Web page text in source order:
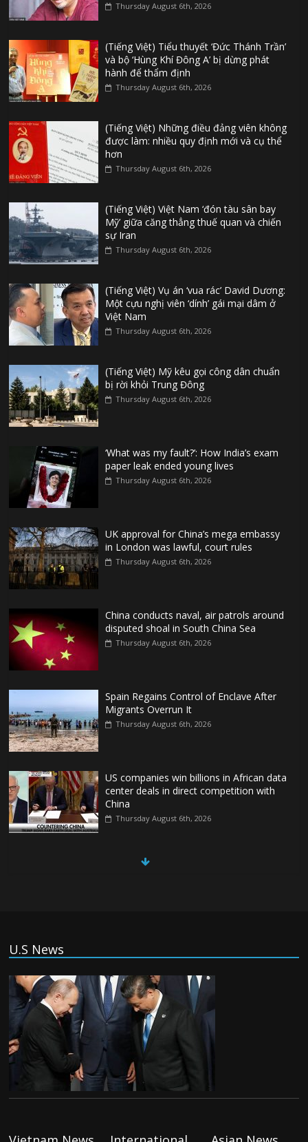
Thursday August 6th, 2026
(Tiếng Việt) Tiểu thuyết ‘Đức Thánh Trần’
và bộ ‘Hùng Khí Đông A’ bị dừng phát
hành để thẩm định
Thursday August 6th, 2026
(Tiếng Việt) Những điều đảng viên không
được làm: nhiều quy định mới và cụ thể
hơn
Thursday August 6th, 2026
(Tiếng Việt) Việt Nam ‘đón tàu sân bay
Mỹ’ giữa căng thẳng thuế quan và chiến
sự Iran
Thursday August 6th, 2026
(Tiếng Việt) Vụ án ‘vua rác’ David Dương:
Một cựu nghị viên ‘dính’ gái mại dâm ở
Việt Nam
Thursday August 6th, 2026
(Tiếng Việt) Mỹ kêu gọi công dân chuẩn
bị rời khỏi Trung Đông
Thursday August 6th, 2026
‘What was my fault?’: How India’s exam
paper leak ended young lives
Thursday August 6th, 2026
UK approval for China’s mega embassy
in London was lawful, court rules
Thursday August 6th, 2026
China conducts naval, air patrols around
disputed shoal in South China Sea
Thursday August 6th, 2026
Spain Regains Control of Enclave After
Migrants Overrun It
Thursday August 6th, 2026
US companies win billions in African data
center deals in direct competition with
China
Thursday August 6th, 2026
China, Russia, Iran and North Korea
(Tiếng Việt) Trung Quốc va chạm với
Philippines trong khi vẫn cứu thuyền viên
Việt Nam, vì sao?
Tuesday August 4th, 2026
(Tiếng Việt) Ba người thiệt mạng khi bom
U.S News